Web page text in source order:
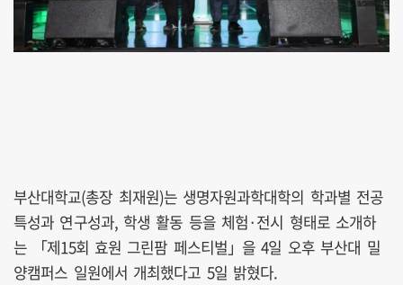
부산대학교(총장 최재원)는 생명자원과학대학의 학과별 전공
특성과 연구성과, 학생 활동 등을 체험·전시 형태로 소개하
는 「제15회 효원 그린팜 페스티벌」을 4일 오후 부산대 밀
양캠퍼스 일원에서 개최했다고 5일 밝혔다.